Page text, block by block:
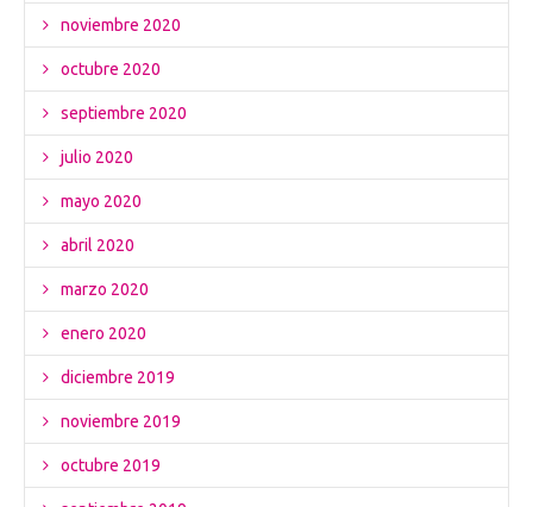
noviembre 2020
octubre 2020
septiembre 2020
julio 2020
mayo 2020
abril 2020
marzo 2020
enero 2020
diciembre 2019
noviembre 2019
octubre 2019